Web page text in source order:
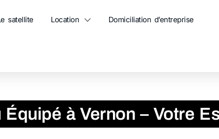
satellite Location Domiciliation d’entreprise
à Vernon – Votre